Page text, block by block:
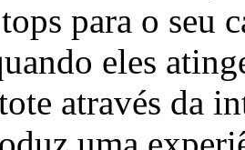
para o seu
eles
através da